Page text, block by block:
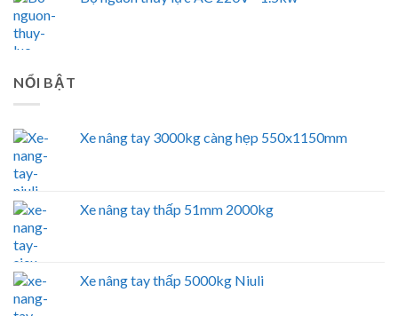
NỔI BẬT
Xe nâng tay 3000kg càng hẹp 550x1150mm
Xe nâng tay thấp 51mm 2000kg
Xe nâng tay thấp 5000kg Niuli